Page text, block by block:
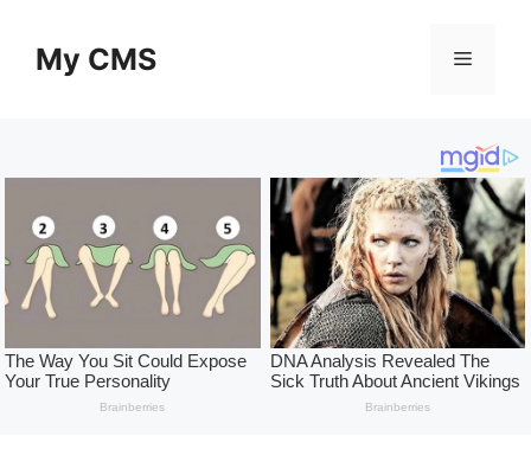
contentMy CMS Menu